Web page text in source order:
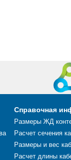
Справочная
Размеры ЖД
Расчет сечения
Размеры и вес
Расчет длины